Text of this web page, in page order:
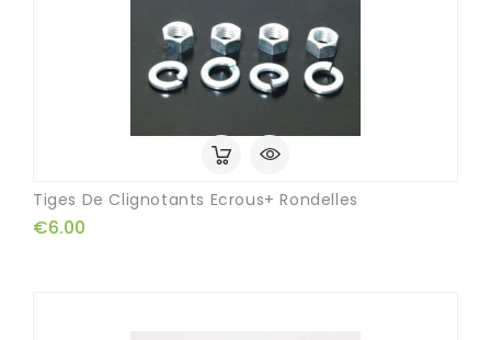
Tiges De Clignotants Ecrous+ Rondelles
€6.00